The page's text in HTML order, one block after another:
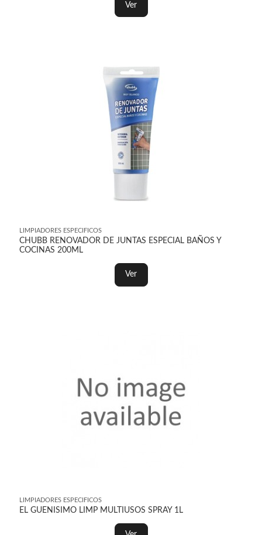
Ver
LIMPIADORES ESPECIFICOS
CHUBB RENOVADOR DE JUNTAS ESPECIAL BAÑOS Y
COCINAS 200ML
Ver
LIMPIADORES ESPECIFICOS
EL GUENISIMO LIMP MULTIUSOS SPRAY 1L